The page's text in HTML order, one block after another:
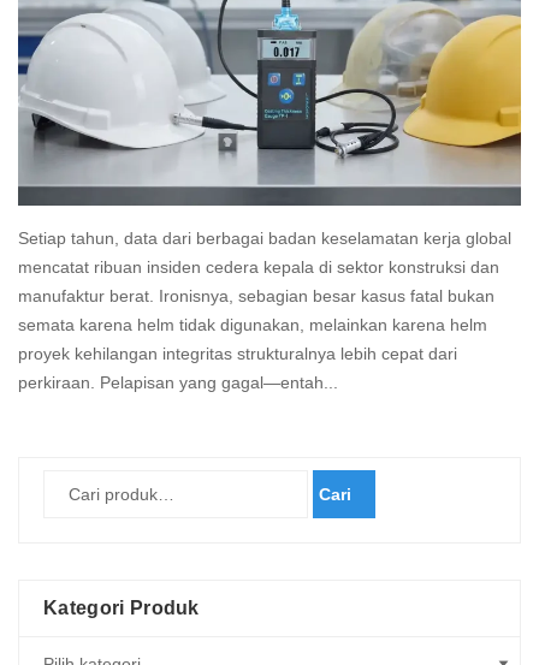
Setiap tahun, data dari berbagai badan keselamatan kerja global
mencatat ribuan insiden cedera kepala di sektor konstruksi dan
manufaktur berat. Ironisnya, sebagian besar kasus fatal bukan
semata karena helm tidak digunakan, melainkan karena helm
proyek kehilangan integritas strukturalnya lebih cepat dari
perkiraan. Pelapisan yang gagal—entah...
Cari
Kategori Produk